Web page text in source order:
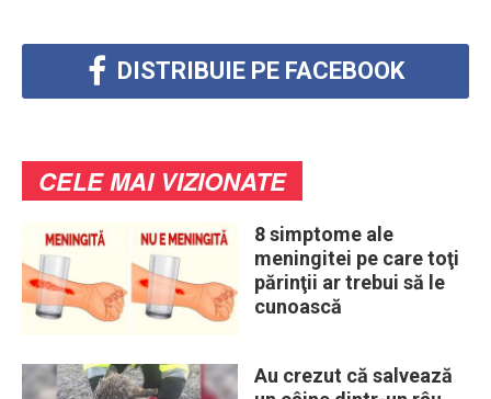
DISTRIBUIE PE FACEBOOK
CELE MAI VIZIONATE
8 simptome ale
meningitei pe care toţi
părinţii ar trebui să le
cunoască
Au crezut că salvează